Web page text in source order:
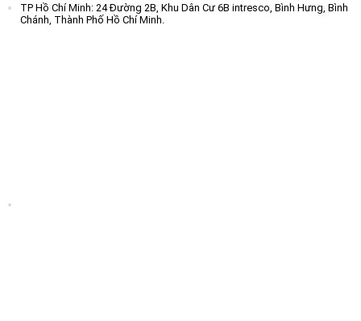
TP Hồ Chí Minh: 24 Đường 2B, Khu Dân Cư 6B intresco, Bình Hưng, Bình
Chánh, Thành Phố Hồ Chí Minh.